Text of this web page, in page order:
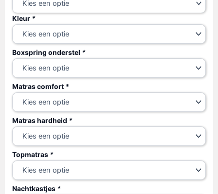
Kleur *
Boxspring onderstel *
Matras comfort *
Matras hardheid *
Topmatras *
Nachtkastjes *
met
TV
lift
aantal